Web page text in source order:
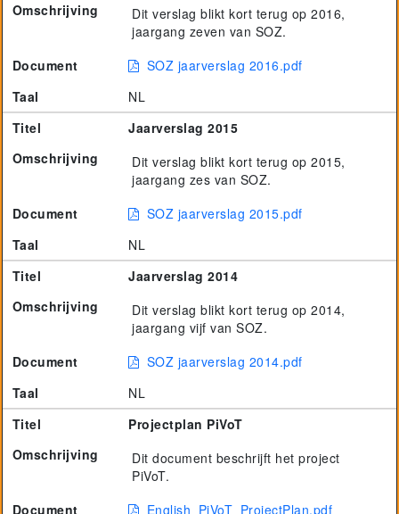
Omschrijving
Dit verslag blikt kort terug op 2016,
jaargang zeven van SOZ.
Document
SOZ jaarverslag 2016.pdf
Taal
NL
Titel
Jaarverslag 2015
Omschrijving
Dit verslag blikt kort terug op 2015,
jaargang zes van SOZ.
Document
SOZ jaarverslag 2015.pdf
Taal
NL
Titel
Jaarverslag 2014
Omschrijving
Dit verslag blikt kort terug op 2014,
jaargang vijf van SOZ.
Document
SOZ jaarverslag 2014.pdf
Taal
NL
Titel
Projectplan PiVoT
Omschrijving
Dit document beschrijft het project
PiVoT.
Document
English_PiVoT_ProjectPlan.pdf